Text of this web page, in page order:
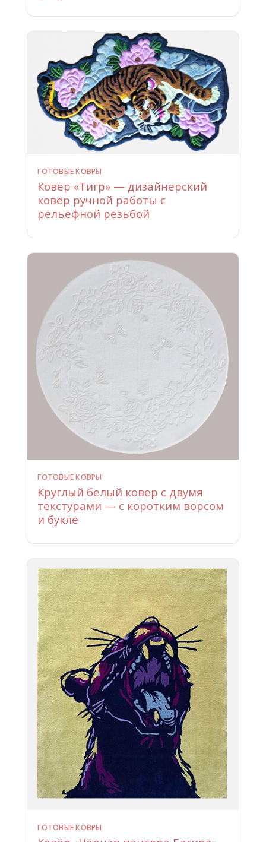
ГОТОВЫЕ КОВРЫ
Ковёр «Тигр» — дизайнерский
ковёр ручной работы с
рельефной резьбой
ГОТОВЫЕ КОВРЫ
Круглый белый ковер с двумя
текстурами — с коротким ворсом
и букле
ГОТОВЫЕ КОВРЫ